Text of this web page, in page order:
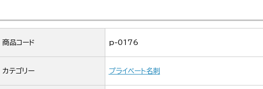
商品コード p-0176
カテゴリー プライベート名刺